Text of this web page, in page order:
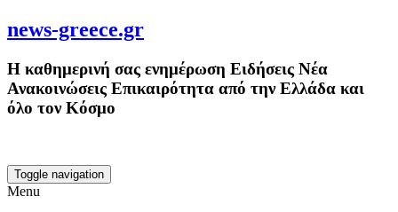
news-greece.gr
Η καθημερινή σας ενημέρωση Ειδήσεις Νέα
Ανακοινώσεις Επικαιρότητα από την Ελλάδα και
όλο τον Κόσμο
Toggle navigation
Menu